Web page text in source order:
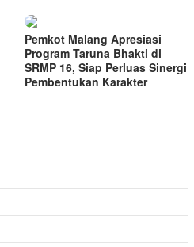
Pemkot Malang Apresiasi
Program Taruna Bhakti di
SRMP 16, Siap Perluas Sinergi
Pembentukan Karakter